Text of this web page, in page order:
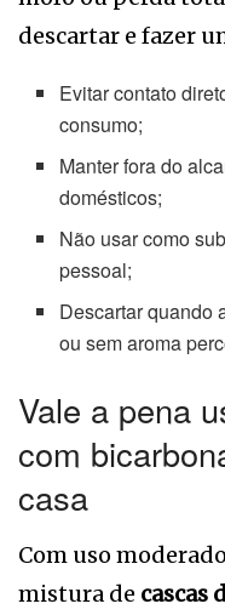
descartar e fazer
Evitar contato
consumo;
Manter fora do
domésticos;
Não usar como
pessoal;
Descartar quando
ou sem aroma
Vale a pena
com
casa
Com uso
mistura de cascas